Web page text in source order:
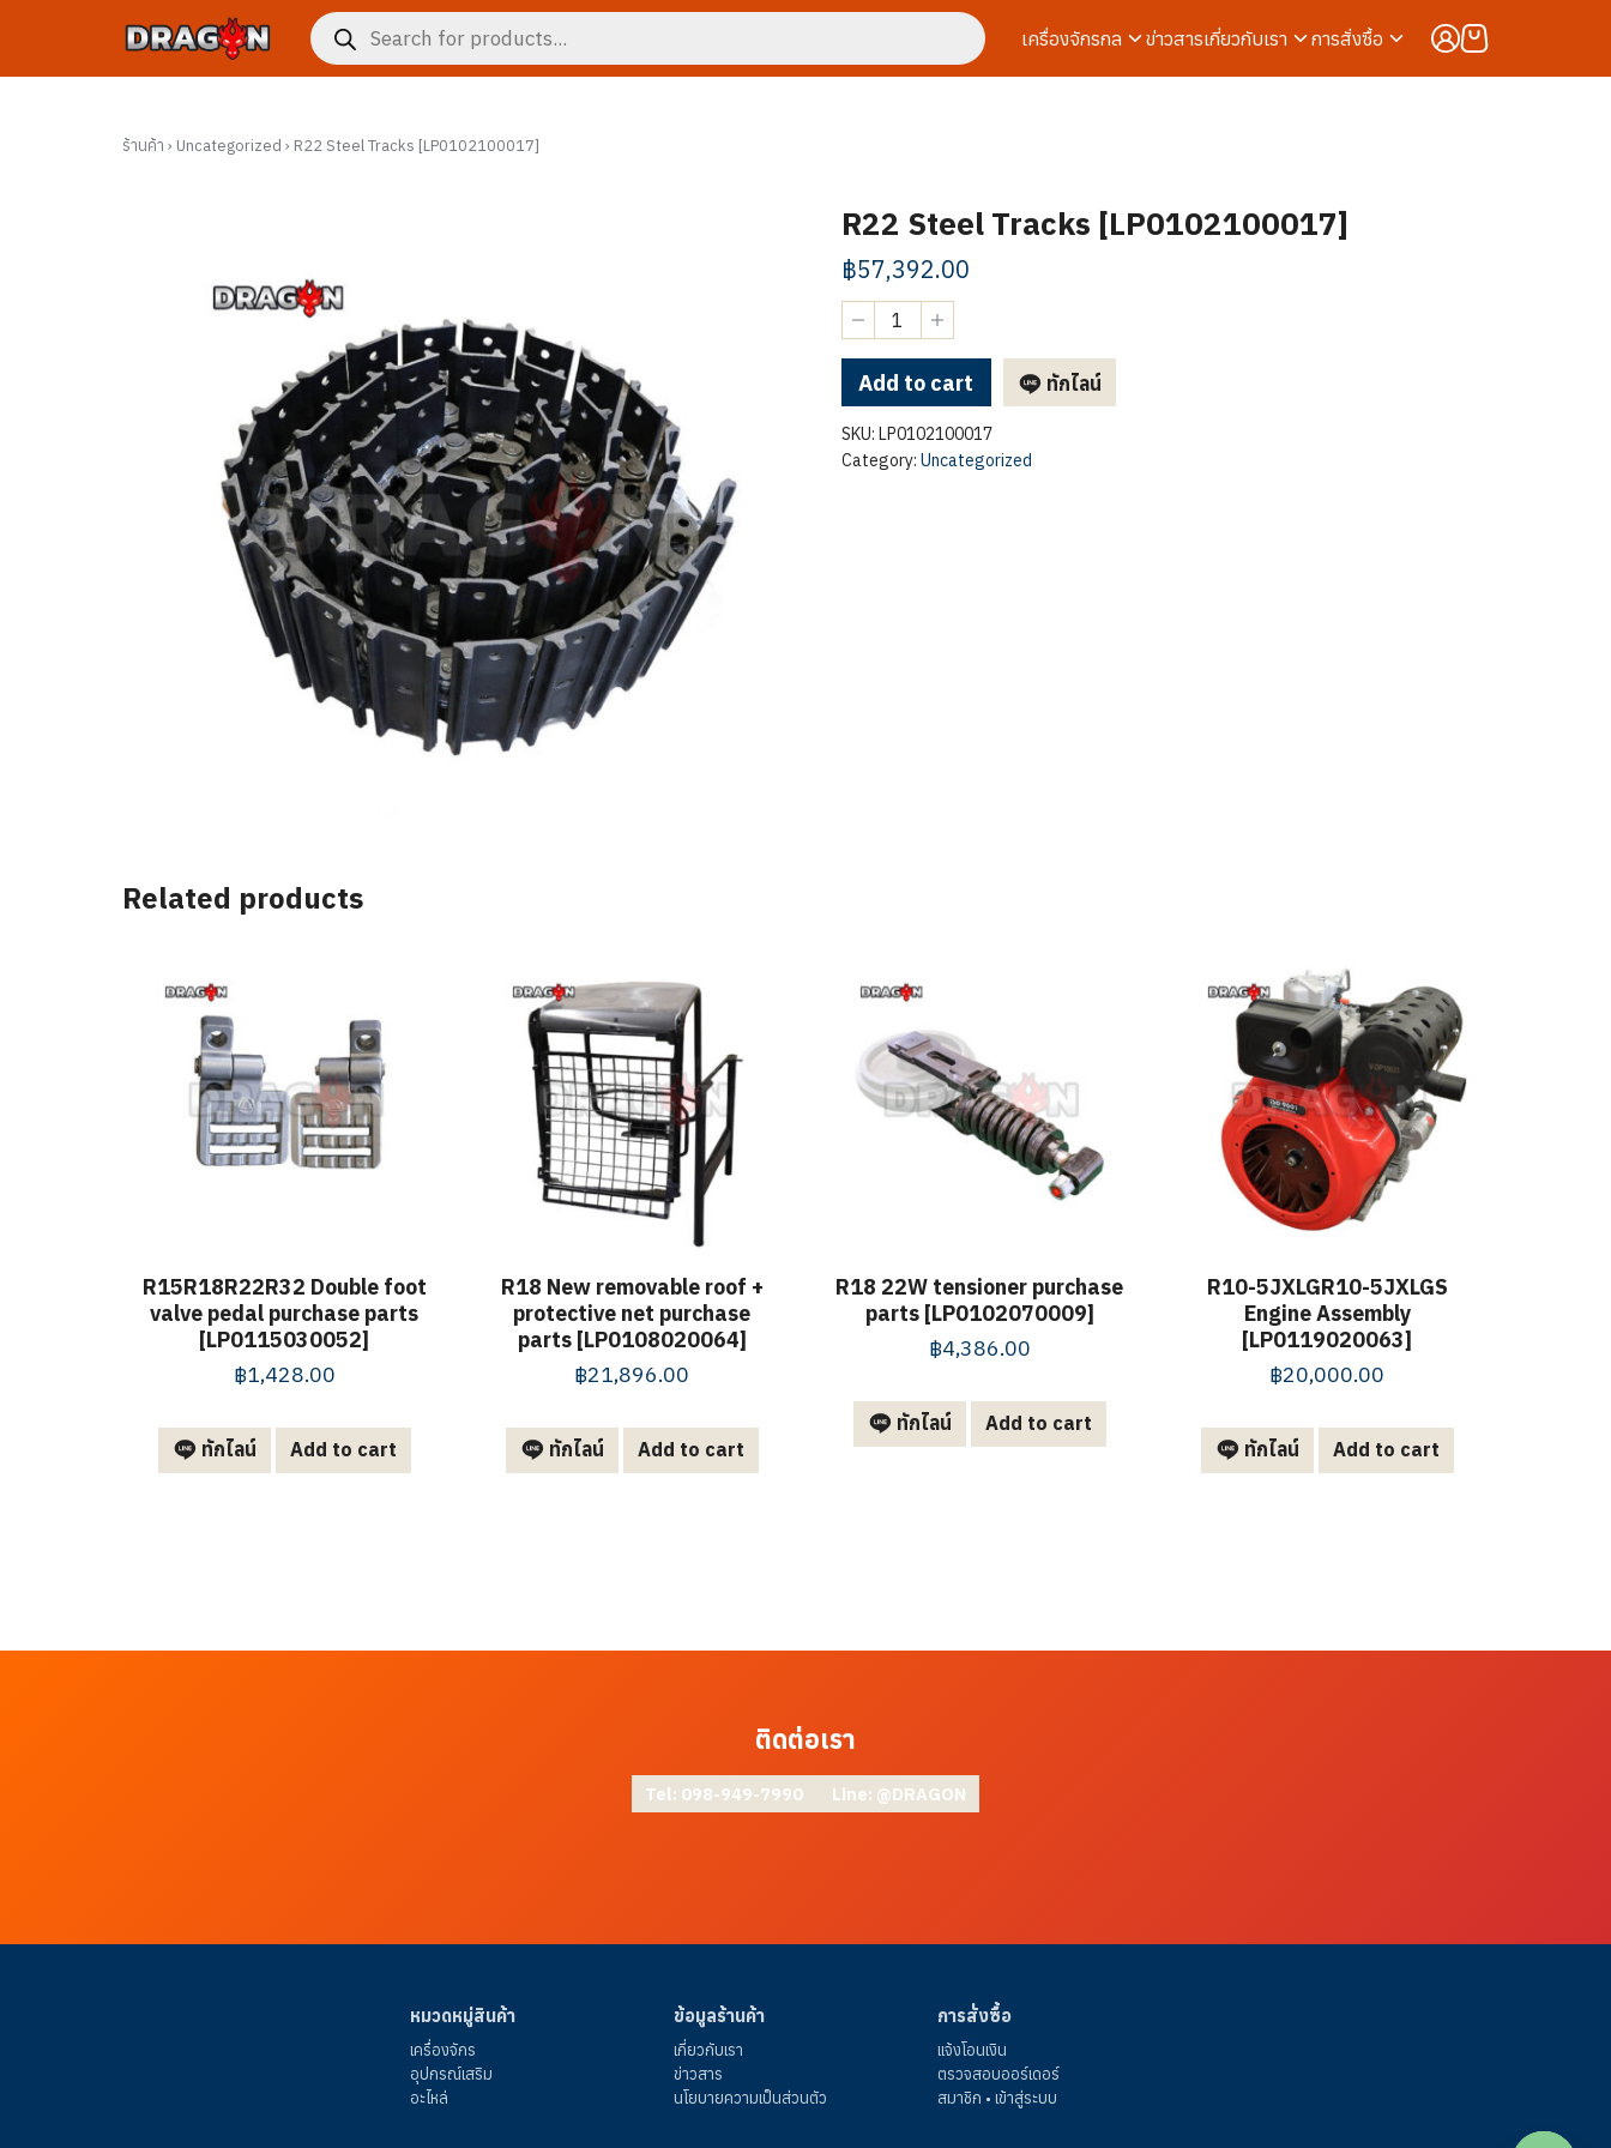
content
Products
search
เครื่องจักรกล ข่าวสารเกี่ยวกับเรา การสั่งซื้อ
ร้านค้า › Uncategorized › R22 Steel Tracks [LP0102100017]
R22 Steel Tracks [LP0102100017]
฿57,392.00
Steel
Tracks
[LP0102100017]
quantity
Add to cart ทักไลน์
SKU: LP0102100017
Category: Uncategorized
Related products
R15R18R22R32 Double foot
valve pedal purchase parts
[LP0115030052]
฿1,428.00
ทักไลน์ Add to cart
R18 New removable roof +
protective net purchase
parts [LP0108020064]
฿21,896.00
ทักไลน์ Add to cart
R18 22W tensioner purchase
parts [LP0102070009]
฿4,386.00
ทักไลน์ Add to cart
R10-5JXLGR10-5JXLGS
Engine Assembly
[LP0119020063]
฿20,000.00
ทักไลน์ Add to cart
ติดต่อเรา
Tel: 098-949-7990 Line: @DRAGON
หมวดหมู่สินค้า
เครื่องจักร
อุปกรณ์เสริม
อะไหล่
ข้อมูลร้านค้า
เกี่ยวกับเรา
ข่าวสาร
นโยบายความเป็นส่วนตัว
การสั่งซื้อ
แจ้งโอนเงิน
ตรวจสอบออร์เดอร์
สมาชิก • เข้าสู่ระบบ